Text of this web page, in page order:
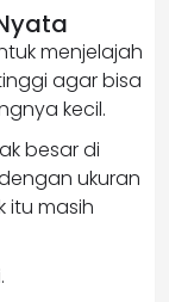
menjelajah
agar bisa
kecil.
besar di
ukuran
itu masih